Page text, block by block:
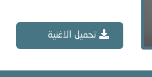
تحميل الاغنية